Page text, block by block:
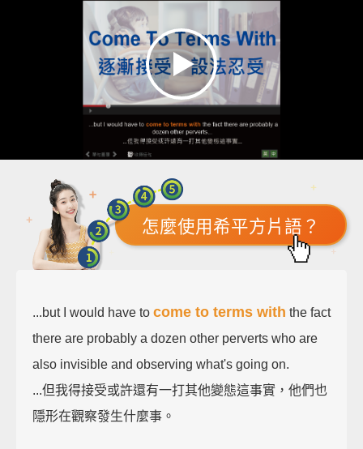
怎麼使用希平方片語？
...but I would have to come to terms with the fact
there are probably a dozen other perverts who are
also invisible and observing what's going on.
...但我得接受或許還有一打其他變態這事實，他們也
隱形在觀察發生什麼事。